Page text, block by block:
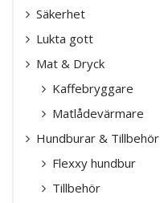
Säkerhet
Lukta gott
Mat & Dryck
Kaffebryggare
Matlådevärmare
Hundburar & Tillbehör
Flexxy hundbur
Tillbehör